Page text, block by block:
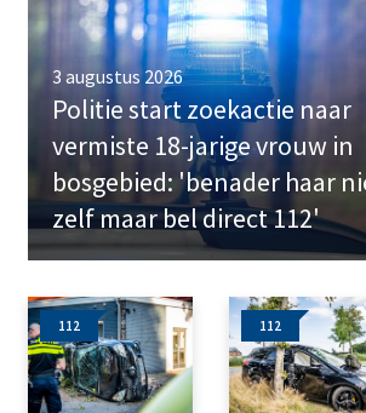
3 augustus 2026
Politie start zoekactie naar
vermiste 18-jarige vrouw in
bosgebied: 'benader haar
zelf maar bel direct 112'
112 112